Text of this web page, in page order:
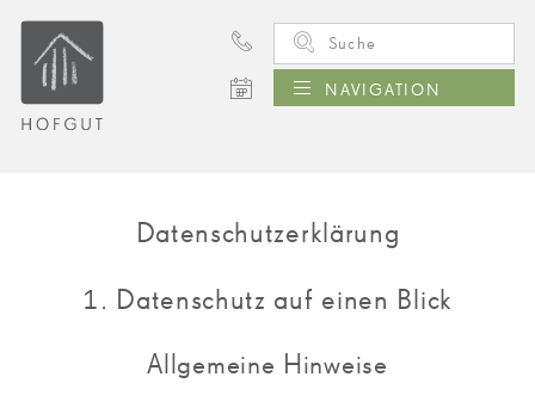
NAVIGATION
Datenschutzerklärung
1. Datenschutz auf einen Blick
Allgemeine Hinweise